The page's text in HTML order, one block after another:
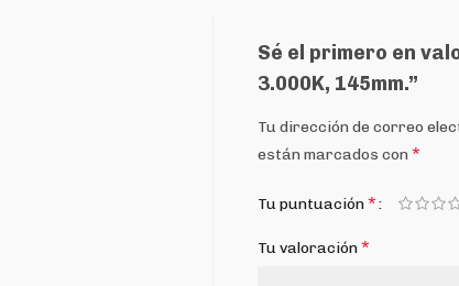
Sé el primero en
3.000K, 145mm.”
Tu dirección de correo
están marcados con *
Tu puntuación*
Tu valoración*